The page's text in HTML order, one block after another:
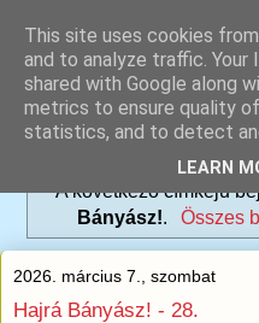
A következő címkéjű
Bányász!. Összes
2026. március 7., szombat
Hajrá Bányász! - 28.
This site uses cookies
and to analyze traffic. Your
shared with Google along
metrics to ensure quality
statistics, and to detect
LEARN